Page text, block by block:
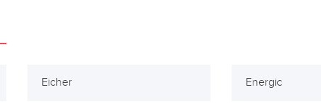
Eicher Energic